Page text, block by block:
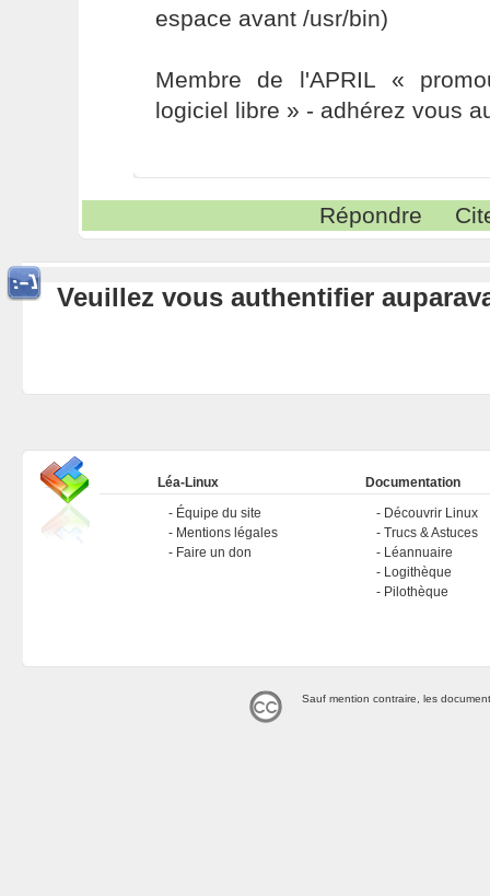
espace avant /usr/bin)
Membre de l'APRIL «
logiciel libre » - adhérez vous
Répondre
Veuillez vous authentifier
Léa-Linux
Équipe du site
Mentions légales
Faire un don
Documentation
Découvrir Linux
Trucs & Astuces
Léannuaire
Logithèque
Pilothèque
Sauf mention contraire, les